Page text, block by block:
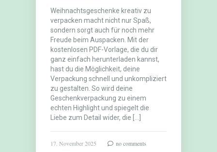
Weihnachtsgeschenke kreativ zu
verpacken macht nicht nur Spaß,
sondern sorgt auch für noch mehr
Freude beim Auspacken. Mit der
kostenlosen PDF-Vorlage, die du dir
ganz einfach herunterladen kannst,
hast du die Möglichkeit, deine
Verpackung schnell und unkompliziert
zu gestalten. So wird deine
Geschenkverpackung zu einem
echten Highlight und spiegelt die
Liebe zum Detail wider, die […]
17. November 2025 no comments